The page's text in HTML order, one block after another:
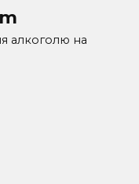
алкоголю на